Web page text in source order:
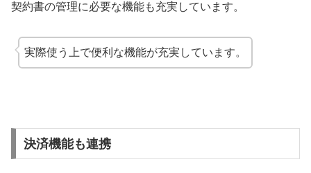
契約書の管理に必要な機能も充実しています。
実際使う上で便利な機能が充実しています。
決済機能も連携